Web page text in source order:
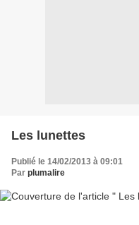
Les lunettes
Publié le 14/02/2013 à 09:01
Par plumalire